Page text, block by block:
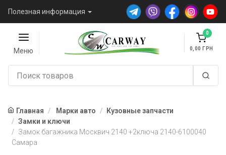
Полезная информация
Меню
0
0,00
Главная Марки авто
Кузовные запчасти
Замки и ключи
Замок багажника Москвич 2140 +2ключа 2140-6100040
Самара